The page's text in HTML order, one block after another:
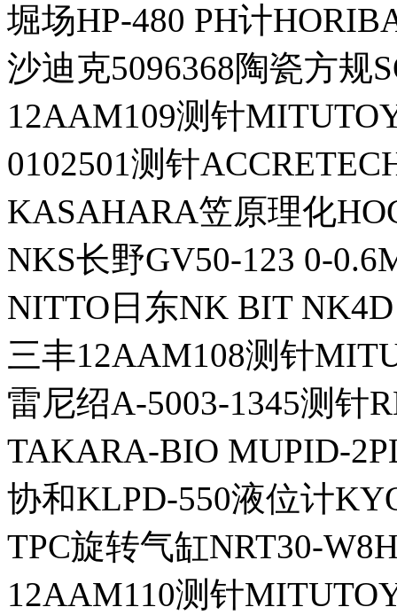
堀场HP-480 PH计
沙迪克5096368陶瓷方规
12AAM109测针
0102501测针
KASAHARA笠原理化
NKS长野GV50-123 0-
NITTO日东NK BIT
三丰12AAM108测针
雷尼绍A-5003-1345测针
TAKARA-BIO MUPID-
协和KLPD-550液位计
TPC旋转气缸NRT30-
12AAM110测针